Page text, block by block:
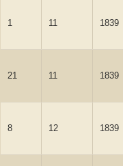
1 11 1839
21 11 1839
8 12 1839